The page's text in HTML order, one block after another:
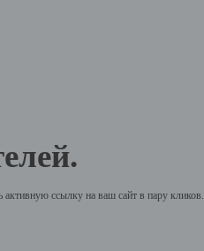
ссылку на ваш сайт в пару кликов.